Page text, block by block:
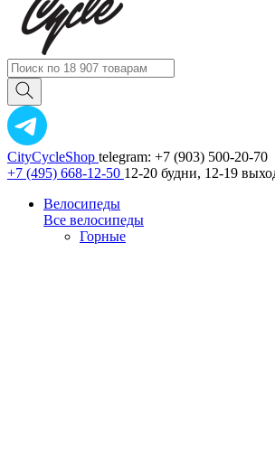
CityCycleShop telegram: +7 (903) 500-20-70
+7 (495) 668-12-50 12-20 будни, 12-19
Велосипеды
Все велосипеды
Горные